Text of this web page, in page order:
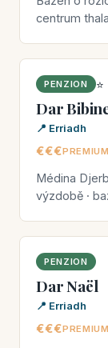
centrum
PENZION ⭐
Dar
📍 Erriadh
€€€PREMIUM
Médina
výzdobě ·
PENZION
Dar Naël
📍 Erriadh
€€€PREMIUM